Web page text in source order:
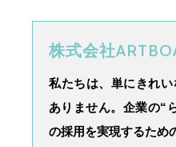
株式会社
私たちは、単にきれ
ありません。企業の“
の採用を実現するため